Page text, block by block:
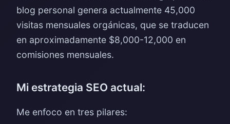
blog personal genera actualmente 45,000
visitas mensuales orgánicas, que se traducen
en aproximadamente $8,000-12,000 en
comisiones mensuales.
Mi estrategia SEO actual:
Me enfoco en tres pilares: